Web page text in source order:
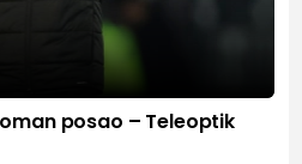
posao – Teleoptik